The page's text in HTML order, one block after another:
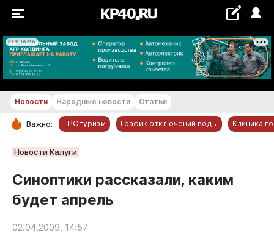
РЕКЛАМА
+24...+25 °С
РУБРИКИ
Новости компаний
Статьи
Народные новости
Новости Народные новости Статьи
Важно: ПРОтуризм График отключений воды Клиника
Новости Калуги
Синоптики рассказали, каким
будет апрель
02.04.2009, 14:57